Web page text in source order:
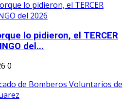
lo pidieron, el TERCER
del...
0